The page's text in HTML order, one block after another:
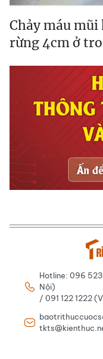
Chảy máu mũi
rừng 4cm ở
Hotline: 096
Nội)
/ 091 122 1222